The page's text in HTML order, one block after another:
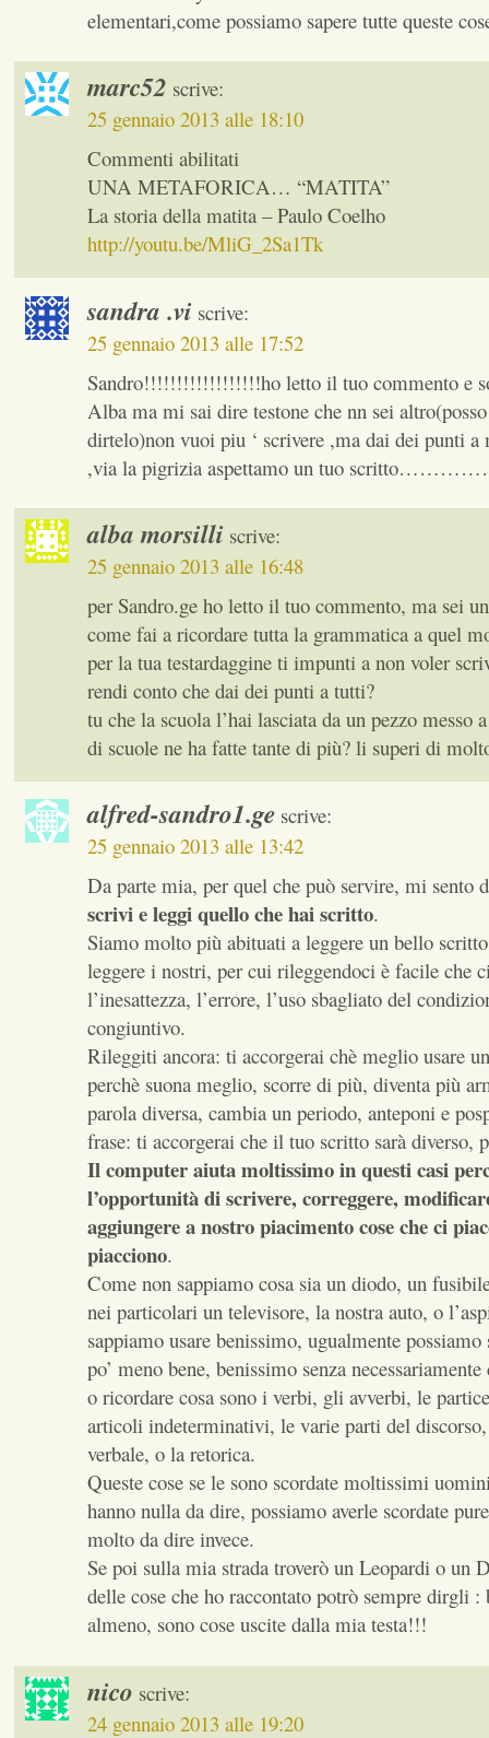
elementari,come possiamo sapere tutte queste
marc52 scrive:
25 gennaio 2013 alle 18:10
Commenti abilitati
UNA METAFORICA… “MATITA”
La storia della matita – Paulo Coelho
http://youtu.be/MliG_2Sa1Tk
sandra .vi scrive:
25 gennaio 2013 alle 17:52
Sandro!!!!!!!!!!!!!!!!!!ho letto il tuo commento e
Alba ma mi sai dire testone che nn sei
dirtelo)non vuoi piu ‘ scrivere ,ma dai dei punti
,via la pigrizia aspettamo un tuo
alba morsilli scrive:
25 gennaio 2013 alle 16:48
per Sandro.ge ho letto il tuo commento, ma sei
come fai a ricordare tutta la grammatica a quel
per la tua testardaggine ti impunti a non voler
rendi conto che dai dei punti a tutti?
tu che la scuola l’hai lasciata da un pezzo messo
di scuole ne ha fatte tante di più? li superi di
alfred-sandro1.ge scrive:
25 gennaio 2013 alle 13:42
Da parte mia, per quel che può servire, mi sento
scrivi e leggi quello che hai scritto.
Siamo molto più abituati a leggere un bello
leggere i nostri, per cui rileggendoci è facile che
l’inesattezza, l’errore, l’uso sbagliato del
congiuntivo.
Rileggiti ancora: ti accorgerai chè meglio usare
perchè suona meglio, scorre di più, diventa più
parola diversa, cambia un periodo, anteponi e
frase: ti accorgerai che il tuo scritto sarà
Il computer aiuta moltissimo in questi casi
l’opportunità di scrivere, correggere,
aggiungere a nostro piacimento cose che ci
piacciono.
Come non sappiamo cosa sia un diodo, un
nei particolari un televisore, la nostra auto, o
sappiamo usare benissimo, ugualmente possiamo
po’ meno bene, benissimo senza necessariamente
o ricordare cosa sono i verbi, gli avverbi, le
articoli indeterminativi, le varie parti del
verbale, o la retorica.
Queste cose se le sono scordate moltissimi
hanno nulla da dire, possiamo averle scordate
molto da dire invece.
Se poi sulla mia strada troverò un Leopardi o un
delle cose che ho raccontato potrò sempre dirgli :
almeno, sono cose uscite dalla mia testa!!!
nico scrive:
24 gennaio 2013 alle 19:20